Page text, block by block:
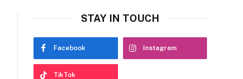
STAY IN TOUCH
Facebook Instagram
TikTok